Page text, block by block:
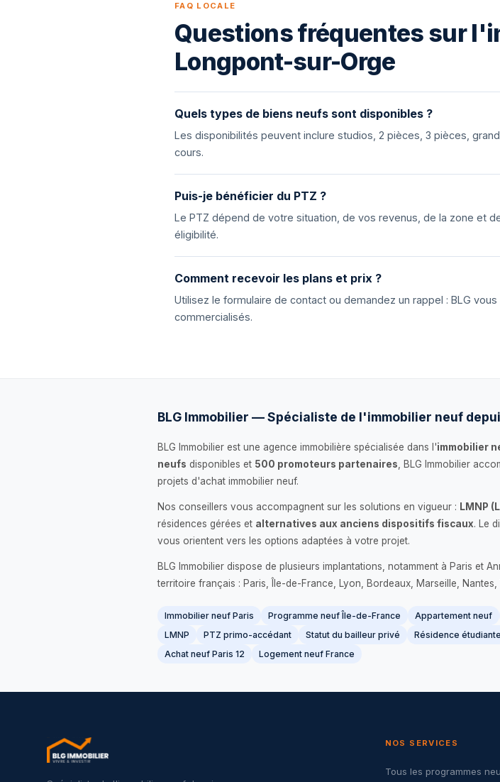
FAQ LOCALE
Questions fréquentes sur
Longpont-sur-Orge
Quels types de biens neufs sont disponibles ?
Les disponibilités peuvent inclure studios, 2 pièces, 3 pièces,
cours.
Puis-je bénéficier du PTZ ?
Le PTZ dépend de votre situation, de vos revenus, de la zone et
éligibilité.
Comment recevoir les plans et prix ?
Utilisez le formulaire de contact ou demandez un rappel : BLG
commercialisés.
BLG Immobilier — Spécialiste de l'immobilier neuf
BLG Immobilier est une agence immobilière spécialisée dans l'immobilier
neufs disponibles et 500 promoteurs partenaires , BLG Immobilier
projets d'achat immobilier neuf.
Nos conseillers vous accompagnent sur les solutions en vigueur : LMNP
résidences gérées et alternatives aux anciens dispositifs fiscaux. Le
vous orientent vers les options adaptées à votre projet.
BLG Immobilier dispose de plusieurs implantations, notamment à Paris et
territoire français : Paris, Île-de-France, Lyon, Bordeaux, Marseille,
Immobilier neuf Paris Programme neuf Île-de-France Appartement neuf
LMNP
PTZ primo-accédant Statut du bailleur privé Résidence étudiante
Achat neuf Paris 12
Logement neuf France
NOS SERVICES
Tous les programmes